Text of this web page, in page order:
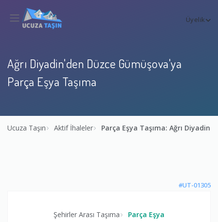
Üyelik
Ağrı Diyadin'den Düzce Gümüşova'ya
Parça Eşya Taşıma
Ucuza Taşın Aktif İhaleler Parça Eşya Taşıma: Ağrı Diyadin
#UT-01305
Şehirler Arası Taşıma Parça Eşya